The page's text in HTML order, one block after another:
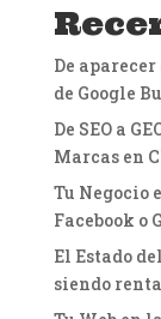
De
de Google
De SEO a
Marcas en
Tu Negocio
Facebook o
El Estado
siendo